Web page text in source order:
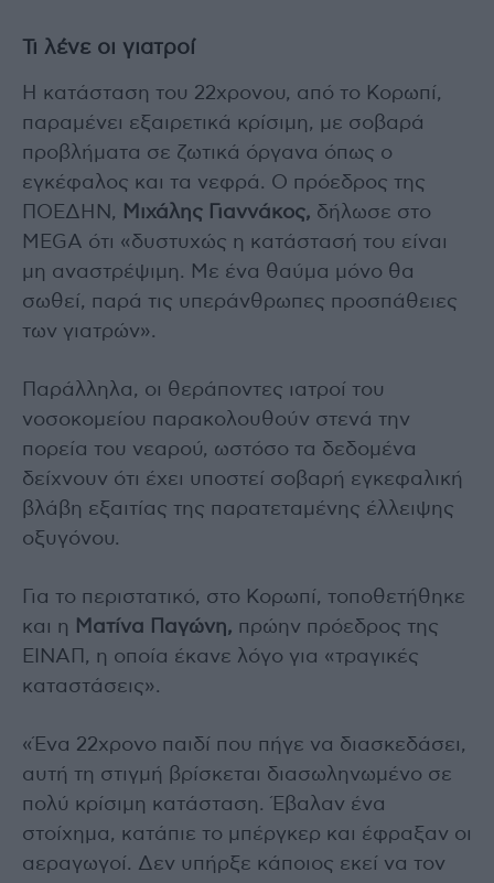
Τι λένε οι γιατροί
Η κατάσταση του 22χρονου, από το Κορωπί,
παραμένει εξαιρετικά κρίσιμη, με σοβαρά
προβλήματα σε ζωτικά όργανα όπως ο
εγκέφαλος και τα νεφρά. Ο πρόεδρος της
ΠΟΕΔΗΝ,
Μιχάλης Γιαννάκος, δήλωσε στο
MEGA ότι «δυστυχώς η κατάστασή του είναι
μη αναστρέψιμη. Με ένα θαύμα μόνο θα
σωθεί, παρά τις υπεράνθρωπες προσπάθειες
των γιατρών».
Παράλληλα, οι θεράποντες ιατροί του
νοσοκομείου παρακολουθούν στενά την
πορεία του νεαρού, ωστόσο τα δεδομένα
δείχνουν ότι έχει υποστεί σοβαρή εγκεφαλική
βλάβη εξαιτίας της παρατεταμένης έλλειψης
οξυγόνου.
Για το περιστατικό, στο Κορωπί, τοποθετήθηκε
και η
Ματίνα Παγώνη, πρώην πρόεδρος της
ΕΙΝΑΠ, η οποία έκανε λόγο για «τραγικές
καταστάσεις».
«Ένα 22χρονο παιδί που πήγε να διασκεδάσει,
αυτή τη στιγμή βρίσκεται διασωληνωμένο σε
πολύ κρίσιμη κατάσταση. Έβαλαν ένα
στοίχημα, κατάπιε το μπέργκερ και έφραξαν οι
αεραγωγοί. Δεν υπήρξε κάποιος εκεί να τον